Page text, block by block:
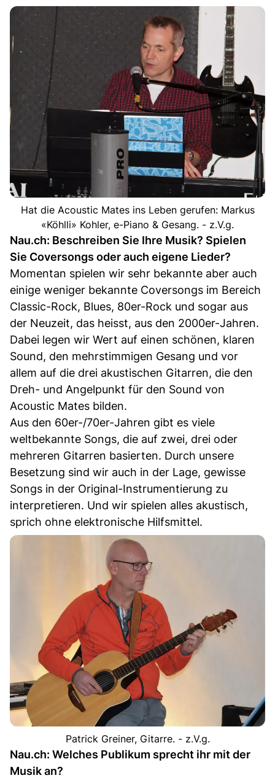
Hat die Acoustic Mates ins Leben gerufen: Markus
«Köhlli» Kohler, e-Piano & Gesang. - z.V.g.
Nau.ch: Beschreiben Sie Ihre Musik? Spielen
Sie Coversongs oder auch eigene Lieder?
Momentan spielen wir sehr bekannte aber auch
einige weniger bekannte Coversongs im Bereich
Classic-Rock, Blues, 80er-Rock und sogar aus
der Neuzeit, das heisst, aus den 2000er-Jahren.
Dabei legen wir Wert auf einen schönen, klaren
Sound, den mehrstimmigen Gesang und vor
allem auf die drei akustischen Gitarren, die den
Dreh- und Angelpunkt für den Sound von
Acoustic Mates bilden.
Aus den 60er-/70er-Jahren gibt es viele
weltbekannte Songs, die auf zwei, drei oder
mehreren Gitarren basierten. Durch unsere
Besetzung sind wir auch in der Lage, gewisse
Songs in der Original-Instrumentierung zu
interpretieren. Und wir spielen alles akustisch,
sprich ohne elektronische Hilfsmittel.
Patrick Greiner, Gitarre. - z.V.g.
Nau.ch: Welches Publikum sprecht ihr mit der
Musik an?